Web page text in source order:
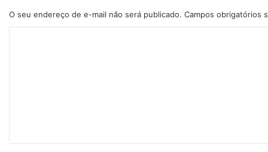
O seu endereço de e-mail não será publicado. Campos obrigatórios